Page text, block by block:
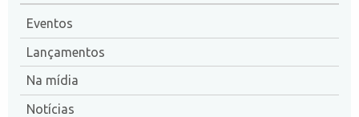
Eventos
Lançamentos
Na mídia
Notícias